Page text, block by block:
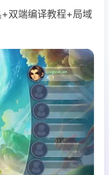
双端编译教程+局域